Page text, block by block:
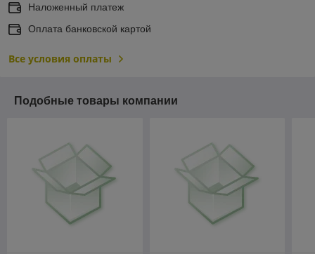
Наложенный платеж
Оплата банковской картой
Все условия оплаты
Подобные товары компании